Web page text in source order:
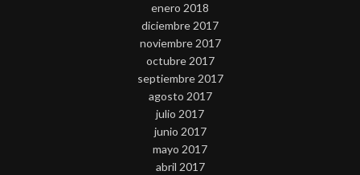
enero 2018
diciembre 2017
noviembre 2017
octubre 2017
septiembre 2017
agosto 2017
julio 2017
junio 2017
mayo 2017
abril 2017